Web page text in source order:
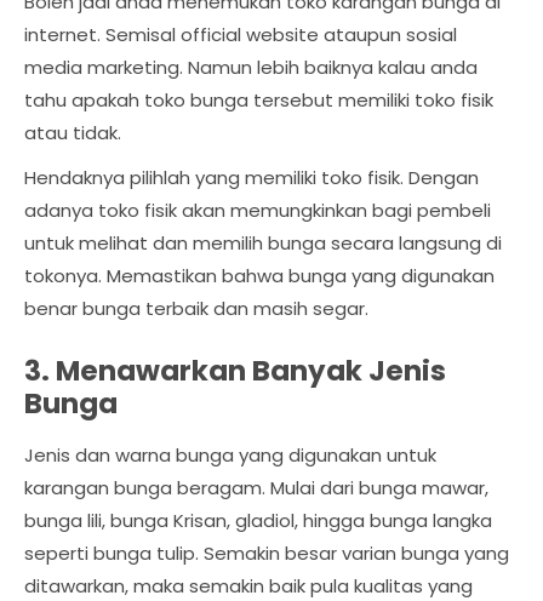
internet. Semisal official website ataupun sosial
media marketing. Namun lebih baiknya kalau anda
tahu apakah toko bunga tersebut memiliki toko fisik
atau tidak.
Hendaknya pilihlah yang memiliki toko fisik. Dengan
adanya toko fisik akan memungkinkan bagi pembeli
untuk melihat dan memilih bunga secara langsung di
tokonya. Memastikan bahwa bunga yang digunakan
benar bunga terbaik dan masih segar.
3. Menawarkan Banyak Jenis
Bunga
Jenis dan warna bunga yang digunakan untuk
karangan bunga beragam. Mulai dari bunga mawar,
bunga lili, bunga Krisan, gladiol, hingga bunga langka
seperti bunga tulip. Semakin besar varian bunga yang
ditawarkan, maka semakin baik pula kualitas yang